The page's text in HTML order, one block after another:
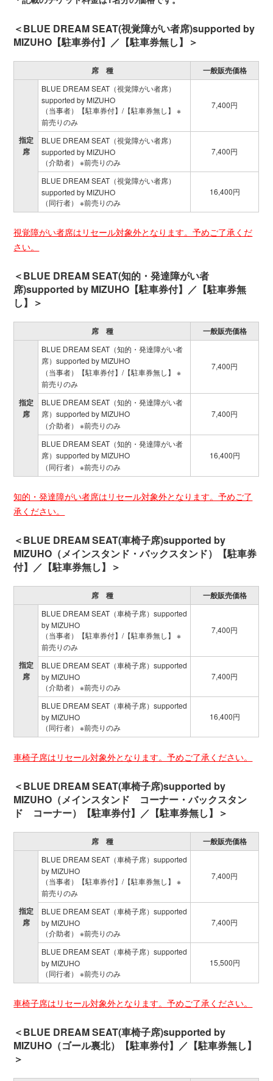
＜BLUE DREAM SEAT(視覚障がい者席)supported by
MIZUHO【駐車券付】／【駐車券無し】＞
席 種 一般販売価格
指定
席
BLUE DREAM SEAT（視覚障がい者席）
supported by MIZUHO
（当事者）【駐車券付】/【駐車券無し】 ※
前売りのみ
7,400円
BLUE DREAM SEAT（視覚障がい者席）
supported by MIZUHO
（介助者） ※前売りのみ
7,400円
BLUE DREAM SEAT（視覚障がい者席）
supported by MIZUHO
（同行者） ※前売りのみ
16,400円
視覚障がい者席はリセール対象外となります。予めご了承くだ
さい。
＜BLUE DREAM SEAT(知的・発達障がい者
席)supported by MIZUHO【駐車券付】／【駐車券無
し】＞
席 種 一般販売価格
指定
席
BLUE DREAM SEAT（知的・発達障がい者
席）supported by MIZUHO
（当事者）【駐車券付】/【駐車券無し】 ※
前売りのみ
7,400円
BLUE DREAM SEAT（知的・発達障がい者
席）supported by MIZUHO
（介助者） ※前売りのみ
7,400円
BLUE DREAM SEAT（知的・発達障がい者
席）supported by MIZUHO
（同行者） ※前売りのみ
16,400円
知的・発達障がい者席はリセール対象外となります。予めご了
承ください。
＜BLUE DREAM SEAT(車椅子席)supported by
MIZUHO（メインスタンド・バックスタンド）【駐車券
付】／【駐車券無し】＞
席 種 一般販売価格
指定
席
BLUE DREAM SEAT（車椅子席）supported
by MIZUHO
（当事者）【駐車券付】/【駐車券無し】 ※
前売りのみ
7,400円
BLUE DREAM SEAT（車椅子席）supported
by MIZUHO
（介助者） ※前売りのみ
7,400円
BLUE DREAM SEAT（車椅子席）supported
by MIZUHO
（同行者） ※前売りのみ
16,400円
車椅子席はリセール対象外となります。予めご了承ください。
＜BLUE DREAM SEAT(車椅子席)supported by
MIZUHO（メインスタンド コーナー・バックスタン
ド コーナー）【駐車券付】／【駐車券無し】＞
席 種 一般販売価格
指定
席
BLUE DREAM SEAT（車椅子席）supported
by MIZUHO
（当事者）【駐車券付】/【駐車券無し】 ※
前売りのみ
7,400円
BLUE DREAM SEAT（車椅子席）supported
by MIZUHO
（介助者） ※前売りのみ
7,400円
BLUE DREAM SEAT（車椅子席）supported
by MIZUHO
（同行者） ※前売りのみ
15,500円
車椅子席はリセール対象外となります。予めご了承ください。
＜BLUE DREAM SEAT(車椅子席)supported by
MIZUHO（ゴール裏北）【駐車券付】／【駐車券無し】
＞